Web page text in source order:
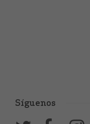
Síguenos